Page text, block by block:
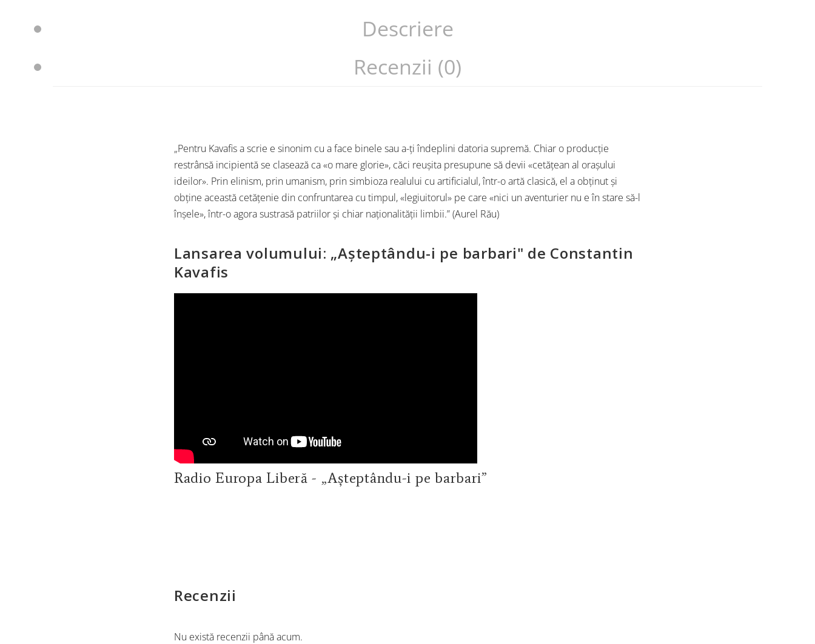
Descriere
Recenzii (0)
„Pentru Kavafis a scrie e sinonim cu a face binele sau a-ţi îndeplini datoria supremă. Chiar o producţie
restrânsă incipientă se clasează ca «o mare glorie», căci reuşita presupune să devii «cetăţean al oraşului
ideilor». Prin elinism, prin umanism, prin simbioza realului cu artificialul, într-o artă clasică, el a obţinut şi
obţine această cetăţenie din confruntarea cu timpul, «legiuitorul» pe care «nici un aventurier nu e în stare să-l
înşele», într-o agora sustrasă patriilor şi chiar naţionalităţii limbii.” (Aurel Rău)
Lansarea volumului: „Așteptându-i pe barbari" de Constantin
Kavafis
Radio Europa Liberă - „Așteptându-i pe barbari”
Recenzii
Nu există recenzii până acum.